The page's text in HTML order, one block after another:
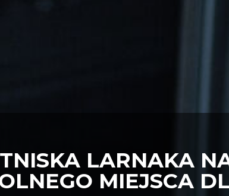
LARNAKA
MIEJSCA